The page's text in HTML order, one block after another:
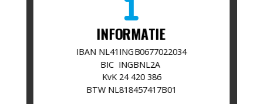
info
INFORMATIE
​IBAN NL41INGB0677022034
BIC INGBNL2A
KvK 24 420 386
BTW NL818457417B01